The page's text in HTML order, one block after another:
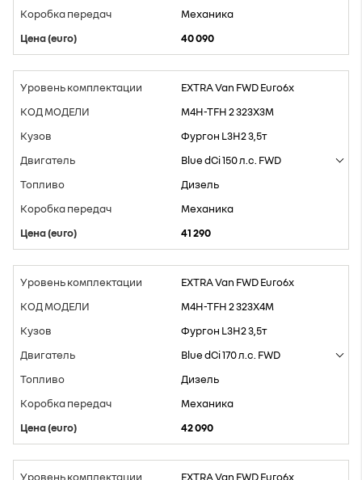
Mеханика
40 090
EXTRA Van FWD Euro6x
M4H-TFH 2 323X3M
Фургон L3H2 3,5т
Blue dCi 150 л.с. FWD
Дизель
Mеханика
41 290
EXTRA Van FWD Euro6x
M4H-TFH 2 323X4M
Фургон L3H2 3,5т
Blue dCi 170 л.с. FWD
Дизель
Mеханика
42 090
EXTRA Van FWD Euro6x